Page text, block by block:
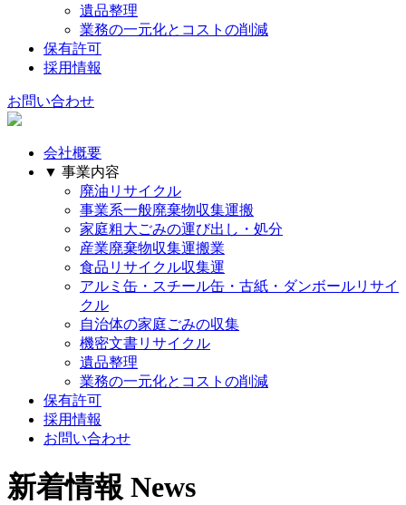
遺品整理
業務の一元化とコストの削減
保有許可
採用情報
お問い合わせ
会社概要
▼ 事業内容
廃油リサイクル
事業系一般廃棄物収集運搬
家庭粗大ごみの運び出し・処分
産業廃棄物収集運搬業
食品リサイクル収集運
アルミ缶・スチール缶・古紙・ダンボールリサイ
クル
自治体の家庭ごみの収集
機密文書リサイクル
遺品整理
業務の一元化とコストの削減
保有許可
採用情報
お問い合わせ
新着情報 News